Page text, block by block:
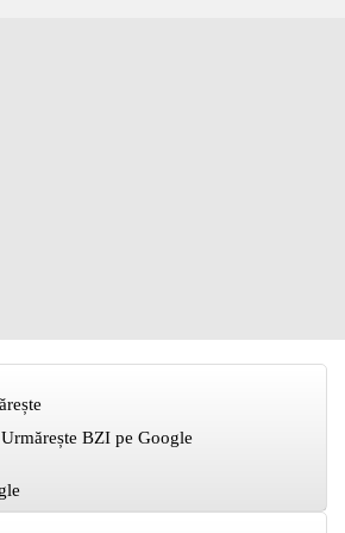
Urmărește BZI pe Google